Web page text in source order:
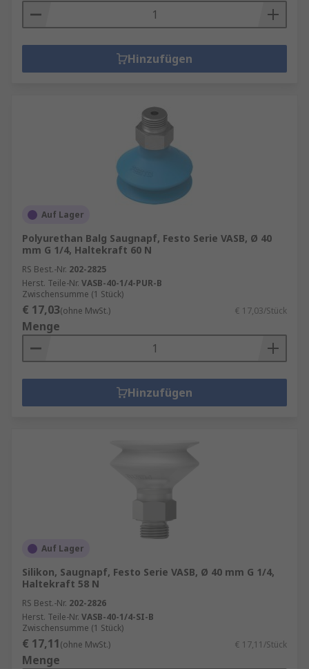
Vakuum-Komponenten sind unerlässlich, um
eine kontrollierte Umgebung in industriellen
Prozessen aufrechtzuerhalten. Sie sorgen nicht
nur für die Effizienz, sondern auch für die
um die Anforderungen an Hygiene, Sicherheit
und Leistung zu erfüllen. Darüber hinaus tragen
sie zur Reduzierung von Energieverbrauch und
Produktionskosten bei, da ein gut
funktionierendes Vakuumsystem den
Energieaufwand minimiert.
Hinzufügen
Auf Lager
Polyurethan Balg Saugnapf, Festo Serie VASB, Ø 40
mm G 1/4, Haltekraft 60 N
RS Best.-Nr. 202-2825
Herst. Teile-Nr. VASB-40-1/4-PUR-B
Zwischensumme (1 Stück)
€ 17,03(ohne MwSt.) € 17,03/Stück
Menge
Hinzufügen
Auf Lager
Silikon, Saugnapf, Festo Serie VASB, Ø 40 mm G 1/4,
Haltekraft 58 N
RS Best.-Nr. 202-2826
Herst. Teile-Nr. VASB-40-1/4-SI-B
Zwischensumme (1 Stück)
€ 17,11(ohne MwSt.) € 17,11/Stück
Menge